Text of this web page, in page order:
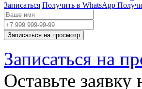
Записаться Получить в WhatsApp
Записаться на просмотр
Записаться на
Оставьте заявку